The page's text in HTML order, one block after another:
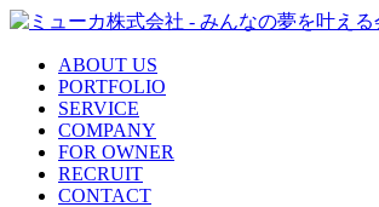
ABOUT US
PORTFOLIO
SERVICE
COMPANY
FOR OWNER
RECRUIT
CONTACT